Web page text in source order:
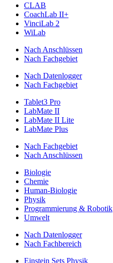
CLAB
CoachLab II+
VinciLab 2
WiLab
Nach Anschlüssen
Nach Fachgebiet
Nach Datenlogger
Nach Fachgebiet
Tablet3 Pro
LabMate II
LabMate II Lite
LabMate Plus
Nach Fachgebiet
Nach Anschlüssen
Biologie
Chemie
Human-Biologie
Physik
Programmierung & Robotik
Umwelt
Nach Datenlogger
Nach Fachbereich
Einstein Sets Physik